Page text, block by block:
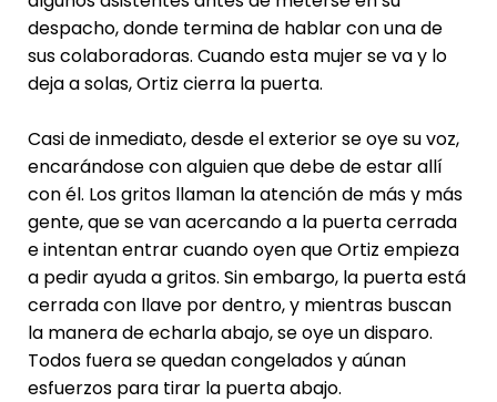
despacho, donde termina de hablar con una de
sus colaboradoras. Cuando esta mujer se va y lo
deja a solas, Ortiz cierra la puerta.
Casi de inmediato, desde el exterior se oye su voz,
encarándose con alguien que debe de estar allí
con él. Los gritos llaman la atención de más y más
gente, que se van acercando a la puerta cerrada
e intentan entrar cuando oyen que Ortiz empieza
a pedir ayuda a gritos. Sin embargo, la puerta está
cerrada con llave por dentro, y mientras buscan
la manera de echarla abajo, se oye un disparo.
Todos fuera se quedan congelados y aúnan
esfuerzos para tirar la puerta abajo.